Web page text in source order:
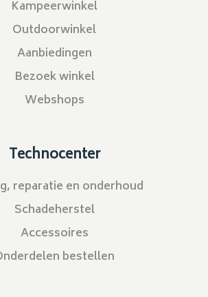
Kampeerwinkel
Outdoorwinkel
Aanbiedingen
Bezoek winkel
Webshops
Technocenter
reparatie en onderhoud
Schadeherstel
Accessoires
bestellen